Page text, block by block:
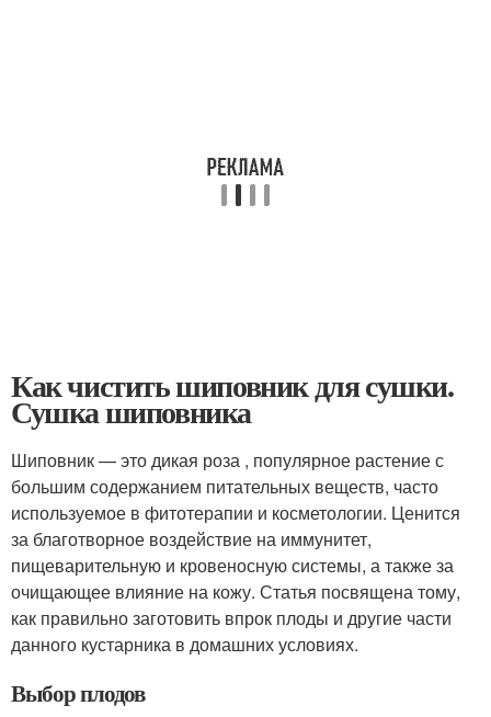
Как чистить шиповник для сушки.
Сушка шиповника
Шиповник — это дикая роза , популярное растение с
большим содержанием питательных веществ, часто
используемое в фитотерапии и косметологии. Ценится
за благотворное воздействие на иммунитет,
пищеварительную и кровеносную системы, а также за
очищающее влияние на кожу. Статья посвящена тому,
как правильно заготовить впрок плоды и другие части
данного кустарника в домашних условиях.
Выбор плодов